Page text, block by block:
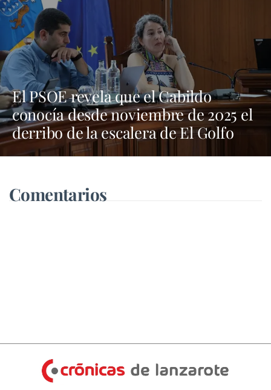
El PSOE revela que el Cabildo
conocía desde noviembre de 2025 el
derribo de la escalera de El Golfo
Comentarios